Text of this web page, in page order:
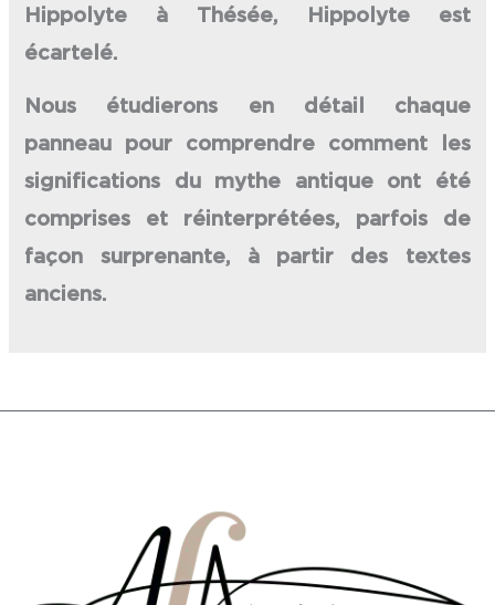
Hippolyte à Thésée, Hippolyte est
écartelé.
Nous étudierons en détail chaque
panneau pour comprendre comment les
significations du mythe antique ont été
comprises et réinterprétées, parfois de
façon surprenante, à partir des textes
anciens.